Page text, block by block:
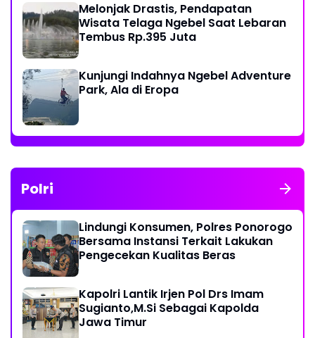
Melonjak Drastis, Pendapatan
Wisata Telaga Ngebel Saat Lebaran
Tembus Rp.395 Juta
Kunjungi Indahnya Ngebel Adventure
Park, Ala di Eropa
Polri
Lindungi Konsumen, Polres Ponorogo
Bersama Instansi Terkait Lakukan
Pengecekan Kualitas Beras
Kapolri Lantik Irjen Pol Drs Imam
Sugianto,M.Si Sebagai Kapolda
Jawa Timur